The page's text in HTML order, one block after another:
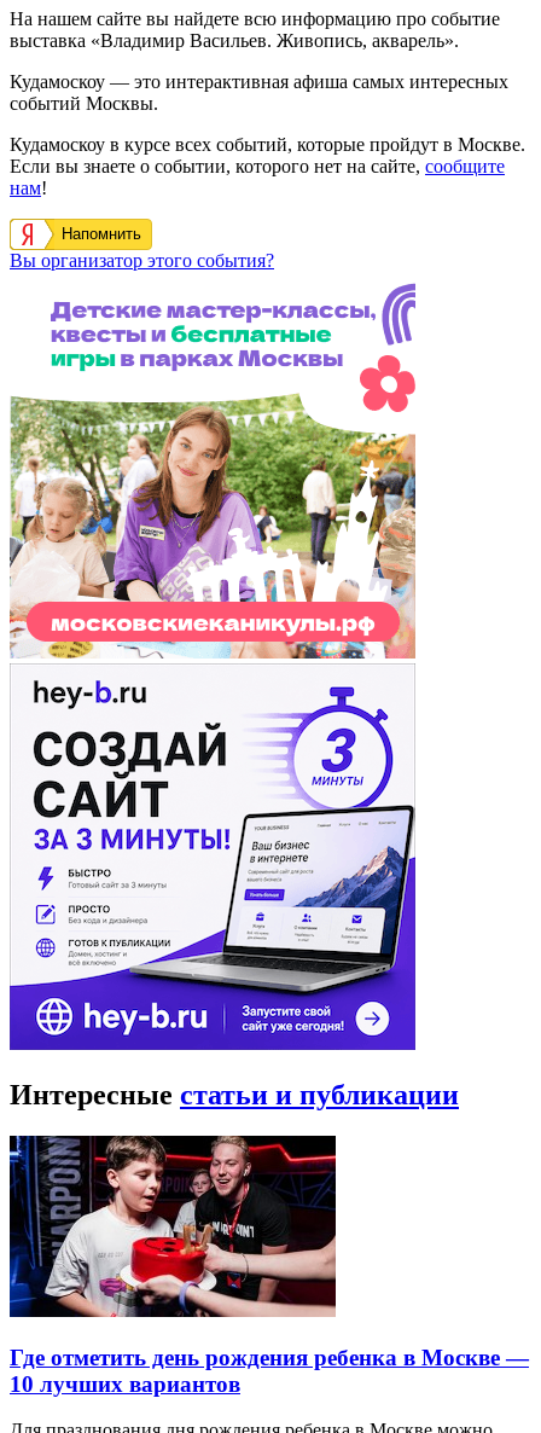
На нашем сайте вы найдете всю информацию про событие
выставка «Владимир Васильев. Живопись, акварель».
Кудамоскоу — это интерактивная афиша самых интересных
событий Москвы.
Кудамоскоу в курсе всех событий, которые пройдут в Москве.
Если вы знаете о событии, которого нет на сайте, сообщите
нам!
Напомнить
Вы организатор этого события?
Интересные статьи и публикации
Где отметить день рождения ребенка в Москве —
10 лучших вариантов